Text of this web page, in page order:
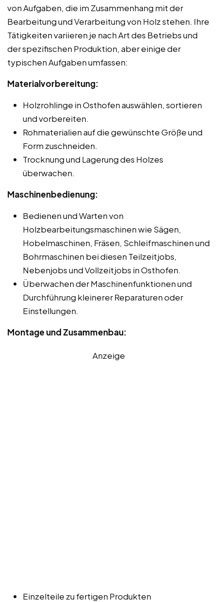
von Aufgaben, die im Zusammenhang mit der
Bearbeitung und Verarbeitung von Holz stehen. Ihre
Tätigkeiten variieren je nach Art des Betriebs und
der spezifischen Produktion, aber einige der
typischen Aufgaben umfassen:
Materialvorbereitung:
Holzrohlinge in Osthofen auswählen, sortieren
und vorbereiten.
Rohmaterialien auf die gewünschte Größe und
Form zuschneiden.
Trocknung und Lagerung des Holzes
überwachen.
Maschinenbedienung:
Bedienen und Warten von
Holzbearbeitungsmaschinen wie Sägen,
Hobelmaschinen, Fräsen, Schleifmaschinen und
Bohrmaschinen bei diesen Teilzeitjobs,
Nebenjobs und Vollzeitjobs in Osthofen.
Überwachen der Maschinenfunktionen und
Durchführung kleinerer Reparaturen oder
Einstellungen.
Montage und Zusammenbau:
Anzeige
Einzelteile zu fertigen Produkten